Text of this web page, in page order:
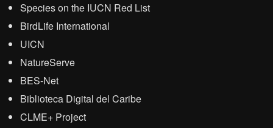
Species on the IUCN Red List
BirdLife International
UICN
NatureServe
BES-Net
Biblioteca Digital del Caribe
CLME+ Project